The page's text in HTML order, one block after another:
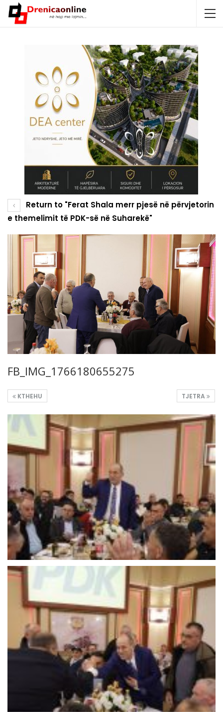
Return to "Ferat Shala merr pjesë në përvjetorin
e themelimit të PDK-së në Suharekë"
FB_IMG_1766180655275
TJETRA
KTHEHU